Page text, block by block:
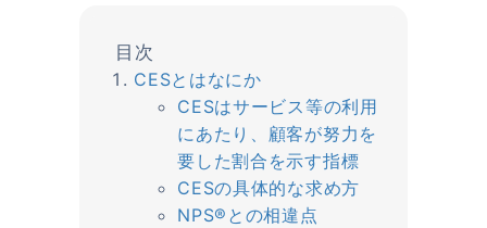
CESとはなにか
CESはサービス等の利用
にあたり、顧客が努力を
要した割合を示す指標
CESの具体的な求め方
NPS®︎との相違点